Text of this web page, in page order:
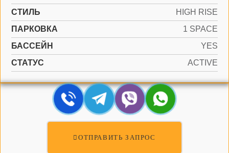
СТИЛЬ
HIGH RISE
ПАРКОВКА
1 SPACE
БАССЕЙН
YES
СТАТУС
ACTIVE
ОТПРАВИТЬ ЗАПРОС